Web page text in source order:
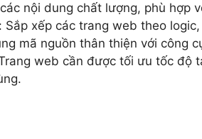
nội dung chất lượng, phù hợp
xếp các trang web theo
mã nguồn thân thiện với công
web cần được tối ưu tốc độ